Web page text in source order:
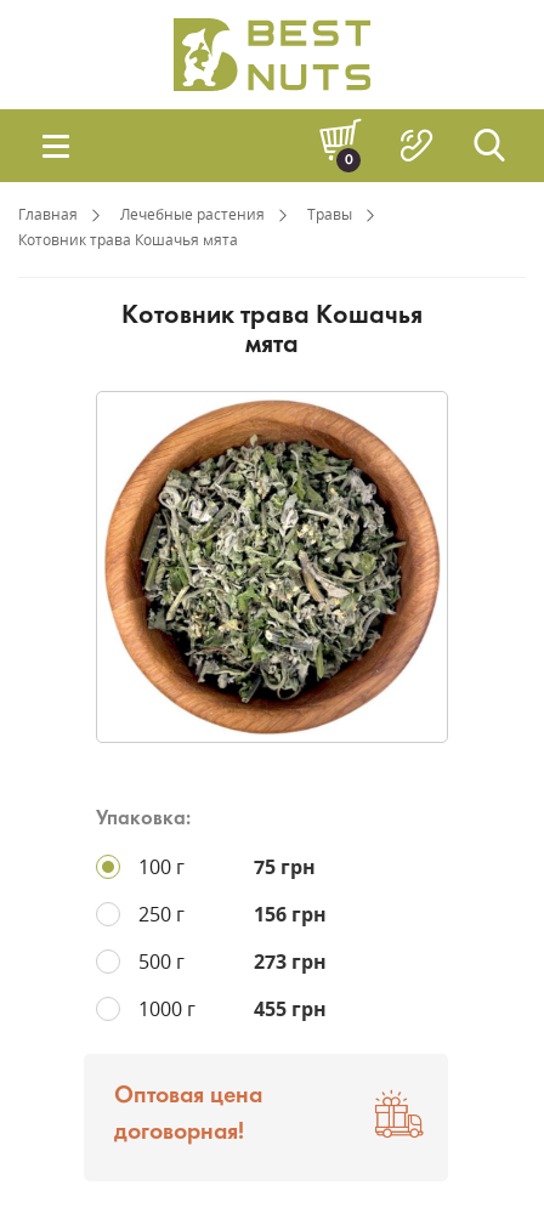
0
Главная Лечебные растения
Травы
Котовник трава Кошачья мята
Котовник трава Кошачья
мята
Упаковка:
100 г
75 грн
250 г
156 грн
500 г
273 грн
1000 г
455 грн
Оптовая цена
договорная!